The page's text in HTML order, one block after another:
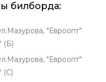
билборда:
"Евроопт"
(Б)
"Евроопт"
(С)